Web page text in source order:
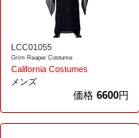
LCC01055
Grim Reaper Costume
California Costumes
メンズ
価格 6600円